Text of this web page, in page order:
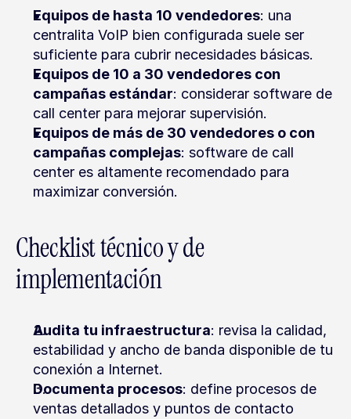
Equipos de hasta 10 vendedores: una
centralita VoIP bien configurada suele ser
suficiente para cubrir necesidades básicas.
Equipos de 10 a 30 vendedores con
campañas estándar: considerar software de
call center para mejorar supervisión.
Equipos de más de 30 vendedores o con
campañas complejas: software de call
center es altamente recomendado para
maximizar conversión.
Checklist técnico y de
implementación
Audita tu infraestructura: revisa la calidad,
estabilidad y ancho de banda disponible de tu
conexión a Internet.
Documenta procesos: define procesos de
ventas detallados y puntos de contacto